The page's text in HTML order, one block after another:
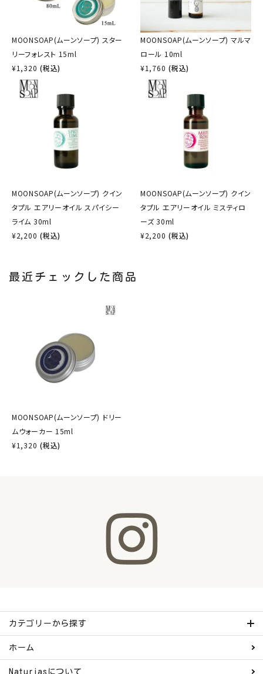
MOONSOAP(ムーンソープ) スター
リーフォレスト 15ml
¥1,320 (税込)
MOONSOAP(ムーンソープ) マルマ
ロール 10ml
¥1,760 (税込)
MOONSOAP(ムーンソープ) クイン
タプル エアリーオイル スパイシー
ライム 30ml
¥2,200 (税込)
MOONSOAP(ムーンソープ) クイン
タプル エアリーオイル ミスティロ
ーズ 30ml
¥2,200 (税込)
最近チェックした商品
MOONSOAP(ムーンソープ) ドリー
ムウォーカー 15ml
¥1,320 (税込)
カテゴリーから探す
ホーム
Naturiasについて